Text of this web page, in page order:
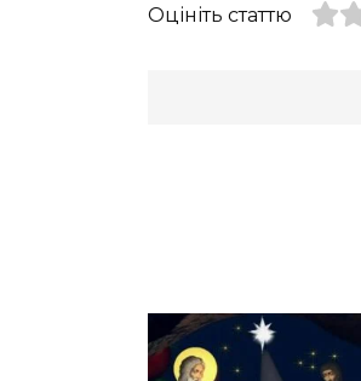
Оцініть статтю